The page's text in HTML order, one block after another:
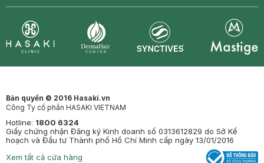
Bản quyền © 2016 Hasaki.vn
Công Ty cổ phần HASAKI VIETNAM
Hotline: 1800 6324
Giấy chứng nhận Đăng ký Kinh doanh số 0313612829 do Sở Kế
hoạch và Đầu tư Thành phố Hồ Chí Minh cấp ngày 13/01/2016
Xem tất cả cửa hàng